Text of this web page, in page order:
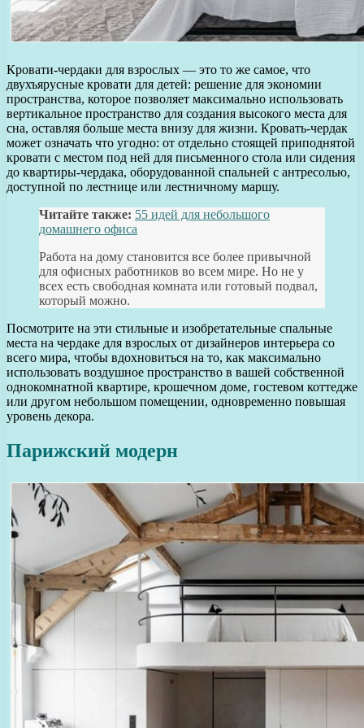
Кровати-чердаки для взрослых — это то же самое, что
двухъярусные кровати для детей: решение для экономии
пространства, которое позволяет максимально использовать
вертикальное пространство для создания высокого места для
сна, оставляя больше места внизу для жизни. Кровать-чердак
может означать что угодно: от отдельно стоящей приподнятой
кровати с местом под ней для письменного стола или сидения
до квартиры-чердака, оборудованной спальней с антресолью,
доступной по лестнице или лестничному маршу.
Читайте также: 55 идей для небольшого
домашнего офиса
Работа на дому становится все более привычной
для офисных работников во всем мире. Но не у
всех есть свободная комната или готовый подвал,
который можно.
Посмотрите на эти стильные и изобретательные спальные
места на чердаке для взрослых от дизайнеров интерьера со
всего мира, чтобы вдохновиться на то, как максимально
использовать воздушное пространство в вашей собственной
однокомнатной квартире, крошечном доме, гостевом коттедже
или другом небольшом помещении, одновременно повышая
уровень декора.
Парижский модерн